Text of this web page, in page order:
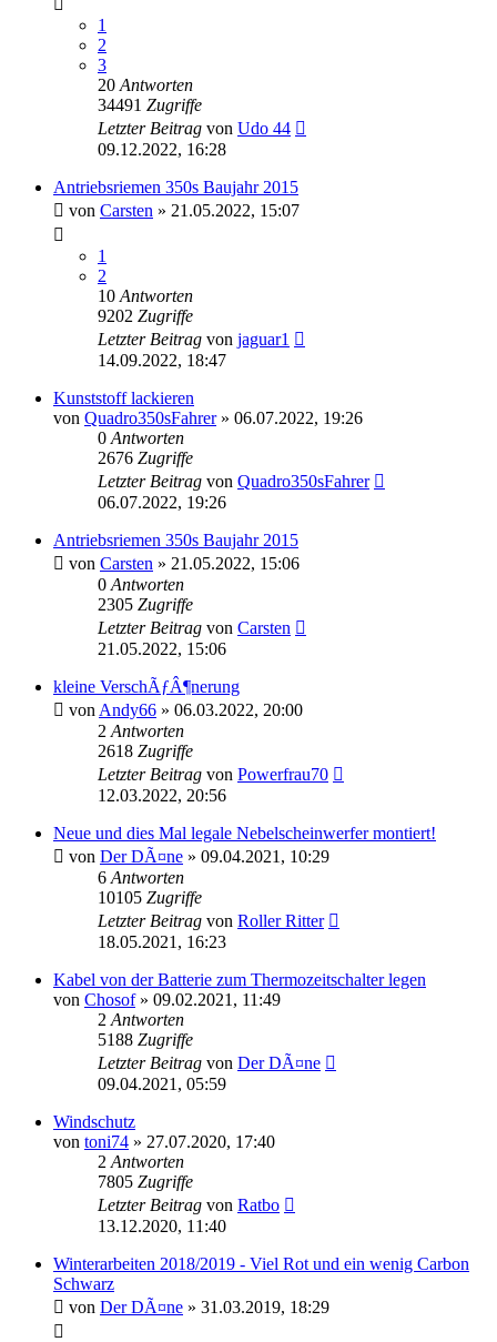
1
2
3
20 Antworten
34491 Zugriffe
Letzter Beitrag von Udo 44
09.12.2022, 16:28
Antriebsriemen 350s Baujahr 2015
von Carsten » 21.05.2022, 15:07
1
2
10 Antworten
9202 Zugriffe
Letzter Beitrag von jaguar1
14.09.2022, 18:47
Kunststoff lackieren
von Quadro350sFahrer» 06.07.2022, 19:26
0 Antworten
2676 Zugriffe
Letzter Beitrag von Quadro350sFahrer
06.07.2022, 19:26
Antriebsriemen 350s Baujahr 2015
von Carsten » 21.05.2022, 15:06
0 Antworten
2305 Zugriffe
Letzter Beitrag von Carsten
21.05.2022, 15:06
kleine VerschÃƒÂ¶nerung
von Andy66 » 06.03.2022, 20:00
2 Antworten
2618 Zugriffe
Letzter Beitrag von Powerfrau70
12.03.2022, 20:56
Neue und dies Mal legale Nebelscheinwerfer montiert!
von Der DÃ¤ne » 09.04.2021, 10:29
6 Antworten
10105 Zugriffe
Letzter Beitrag von Roller Ritter
18.05.2021, 16:23
Kabel von der Batterie zum Thermozeitschalter legen
von Chosof» 09.02.2021, 11:49
2 Antworten
5188 Zugriffe
Letzter Beitrag von Der DÃ¤ne
09.04.2021, 05:59
Windschutz
von toni74 » 27.07.2020, 17:40
2 Antworten
7805 Zugriffe
Letzter Beitrag von Ratbo
13.12.2020, 11:40
Winterarbeiten 2018/2019 - Viel Rot und ein wenig Carbon
Schwarz
von Der DÃ¤ne » 31.03.2019, 18:29